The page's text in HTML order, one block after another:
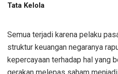
Tata Kelola
Semua terjadi karena pelaku
struktur keuangan negaranya
kepercayaan terhadap hal yang